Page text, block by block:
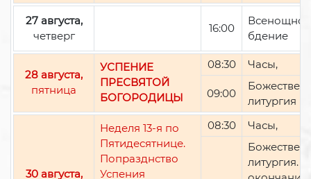
27 августа,
четверг
16:00
Всенощное
бдение
28 августа,
пятница
УСПЕНИЕ
ПРЕСВЯТОЙ
БОГОРОДИЦЫ
08:30 Часы,
09:00
литургия
30 августа,
Неделя 13-я по
Пятидесятнице.
Попразднство
Успения
08:30 Часы,
литургия.